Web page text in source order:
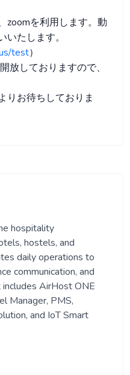
hospitality
hostels, and
daily operations to
communication, and
AirHost ONE
Manager, PMS,
and IoT Smart
zoomを利用します。動
たします。
test）
放しておりますので、
りお待ちしておりま